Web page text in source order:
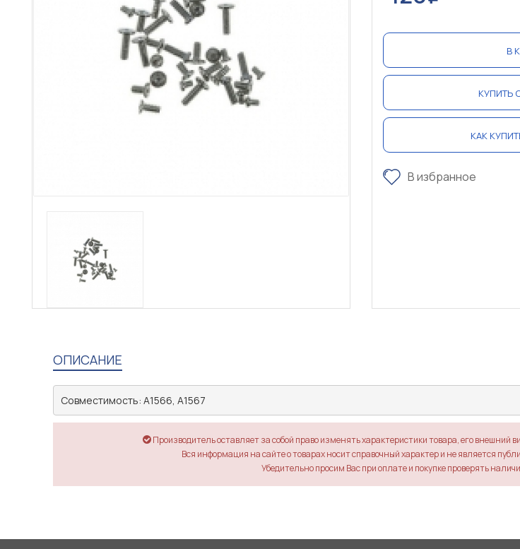
В
КУПИТЬ
КАК
В избранное
ОПИСАНИЕ
Совместимость: A1566, A1567
Производитель оставляет за собой право изменять характеристики товара, его внешний
Вся информация на сайте о товарах носит справочный характер и не является
Убедительно просим Вас при оплате и покупке проверять